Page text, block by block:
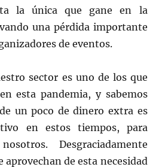
la única que gane en la
una pérdida importante
de eventos.
sector es uno de los que
esta pandemia, y sabemos
un poco de dinero extra es
en estos tiempos, para
Desgraciadamente
aprovechan de esta necesidad